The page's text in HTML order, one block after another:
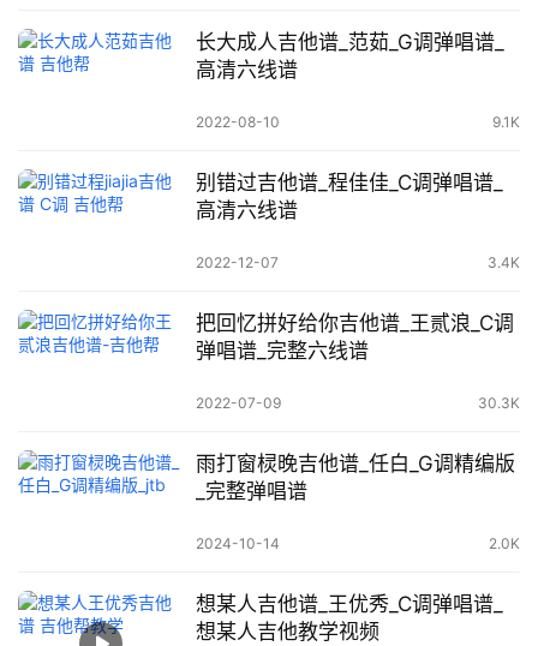
长大成人吉他谱_范茹_G调弹唱谱_
高清六线谱
2022-08-10 9.1K
别错过吉他谱_程佳佳_C调弹唱谱_
高清六线谱
2022-12-07 3.4K
把回忆拼好给你吉他谱_王贰浪_C调
弹唱谱_完整六线谱
2022-07-09 30.3K
雨打窗棂晚吉他谱_任白_G调精编版
_完整弹唱谱
2024-10-14 2.0K
想某人吉他谱_王优秀_C调弹唱谱_
想某人吉他教学视频